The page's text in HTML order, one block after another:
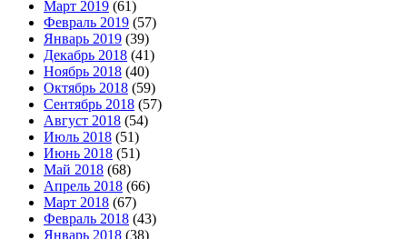
Март 2019 (61)
Февраль 2019 (57)
Январь 2019 (39)
Декабрь 2018 (41)
Ноябрь 2018 (40)
Октябрь 2018 (59)
Сентябрь 2018 (57)
Август 2018 (54)
Июль 2018 (51)
Июнь 2018 (51)
Май 2018 (68)
Апрель 2018 (66)
Март 2018 (67)
Февраль 2018 (43)
Январь 2018 (38)